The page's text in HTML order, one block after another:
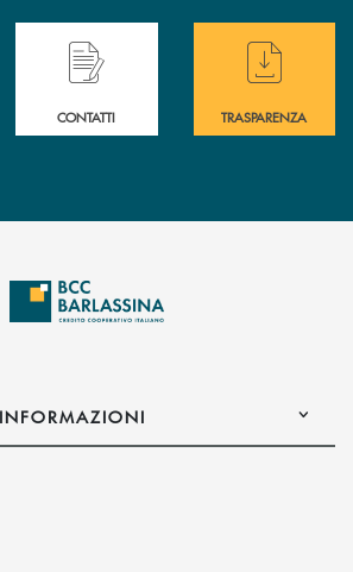
delle filiali di BCC Barlassina.
Hai bisogno di assistenza immediata ?
CONTATTI
Hai bisogno di
TRASPARENZA
INFORMAZIONI